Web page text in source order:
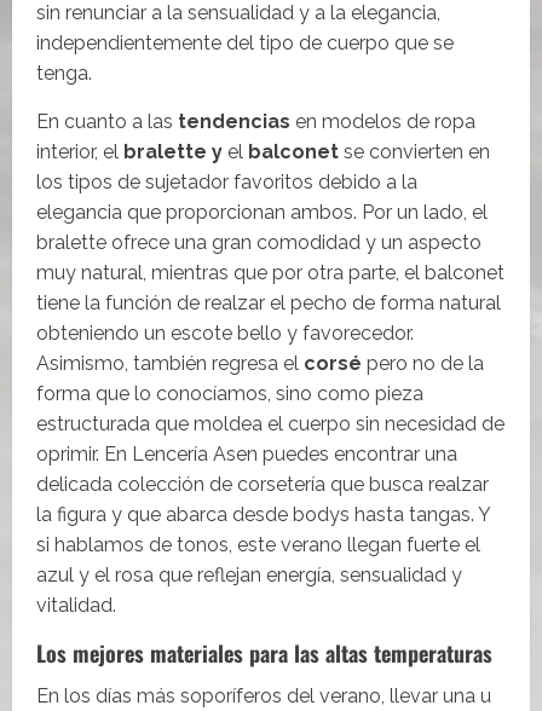
sin renunciar a la sensualidad y a la elegancia,
independientemente del tipo de cuerpo que se
tenga.
En cuanto a las tendencias en modelos de ropa
interior, el bralette y el balconet se convierten en
los tipos de sujetador favoritos debido a la
elegancia que proporcionan ambos. Por un lado, el
bralette ofrece una gran comodidad y un aspecto
muy natural, mientras que por otra parte, el balconet
tiene la función de realzar el pecho de forma natural
obteniendo un escote bello y favorecedor.
Asimismo, también regresa el corsé pero no de la
forma que lo conocíamos, sino como pieza
estructurada que moldea el cuerpo sin necesidad de
oprimir. En Lencería Asen puedes encontrar una
delicada colección de corsetería que busca realzar
la figura y que abarca desde bodys hasta tangas. Y
si hablamos de tonos, este verano llegan fuerte el
azul y el rosa que reflejan energía, sensualidad y
vitalidad.
Los mejores materiales para las altas temperaturas
En los días más soporíferos del verano, llevar una u